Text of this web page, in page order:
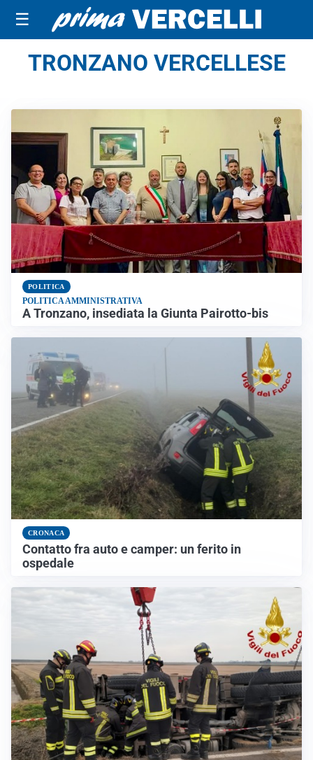
☰
TRONZANO VERCELLESE
POLITICA
POLITICA AMMINISTRATIVA
A Tronzano, insediata la Giunta Pairotto-bis
CRONACA
Contatto fra auto e camper: un ferito in
ospedale